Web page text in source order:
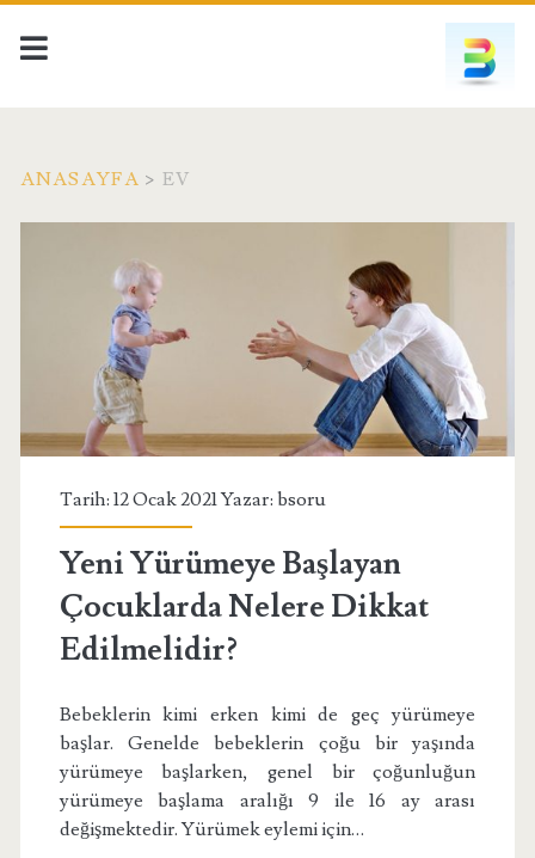
ANASAYFA > EV
Etiket:
<span>ev</span>
Tarih: 12 Ocak 2021 Yazar: bsoru
Yeni Yürümeye Başlayan
Çocuklarda Nelere Dikkat
Edilmelidir?
Bebeklerin kimi erken kimi de geç yürümeye
başlar. Genelde bebeklerin çoğu bir yaşında
yürümeye başlarken, genel bir çoğunluğun
yürümeye başlama aralığı 9 ile 16 ay arası
değişmektedir. Yürümek eylemi için…